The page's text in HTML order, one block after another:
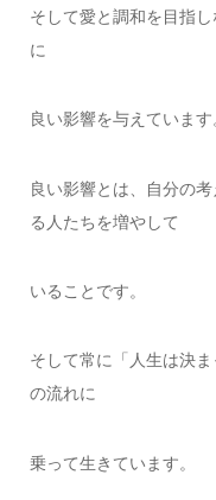
そして愛と調和を目指
に
良い影響を与えています
良い影響とは、自分の
る人たちを増やして
いることです。
そして常に「人生は決
の流れに
乗って生きています。